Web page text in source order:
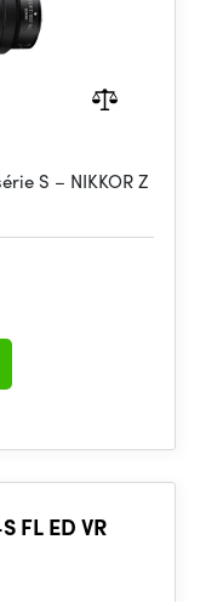
S – NIKKOR Z
FL ED VR